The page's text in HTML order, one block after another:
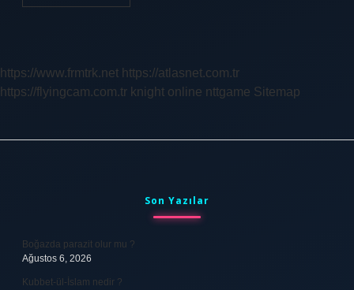
Kaynatılır
https://www.frmtrk.net https://atlasnet.com.tr
https://flyingcam.com.tr knight online nttgame Sitemap
Son Yazılar
Boğazda parazit olur mu ?
Ağustos 6, 2026
Kubbet-ül-İslam nedir ?